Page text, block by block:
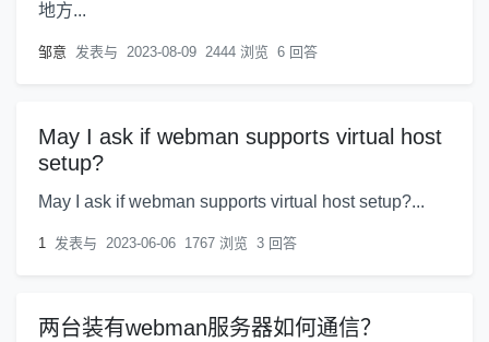
地方...
邹意 发表与 2023-08-09 2444 浏览 6 回答
May I ask if webman supports virtual host
setup?
May I ask if webman supports virtual host setup?...
1 发表与 2023-06-06 1767 浏览 3 回答
两台装有webman服务器如何通信？